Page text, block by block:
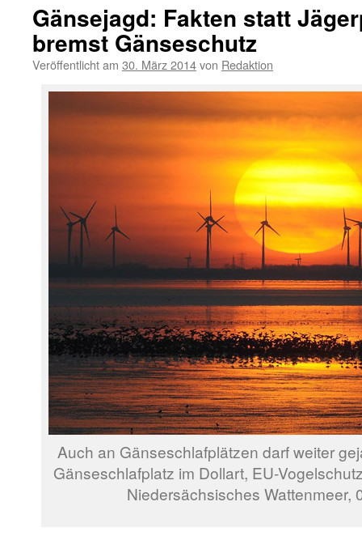
Gänsejagd: Fakten statt
bremst Gänseschutz
Veröffentlicht am 30. März 2014von Redaktion
Auch an Gänseschlafplätzen darf weiter
Gänseschlafplatz im Dollart, EU-
Niedersächsisches Wattenmeer,